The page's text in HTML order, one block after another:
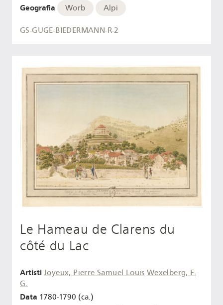
Geografia Worb Alpi
GS-GUGE-BIEDERMANN-R-2
Le Hameau de Clarens du
côté du Lac
Artisti Joyeux, Pierre Samuel Louis Wexelberg, F.
G.
Data 1780-1790 (ca.)